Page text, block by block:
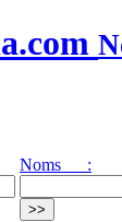
Noms :